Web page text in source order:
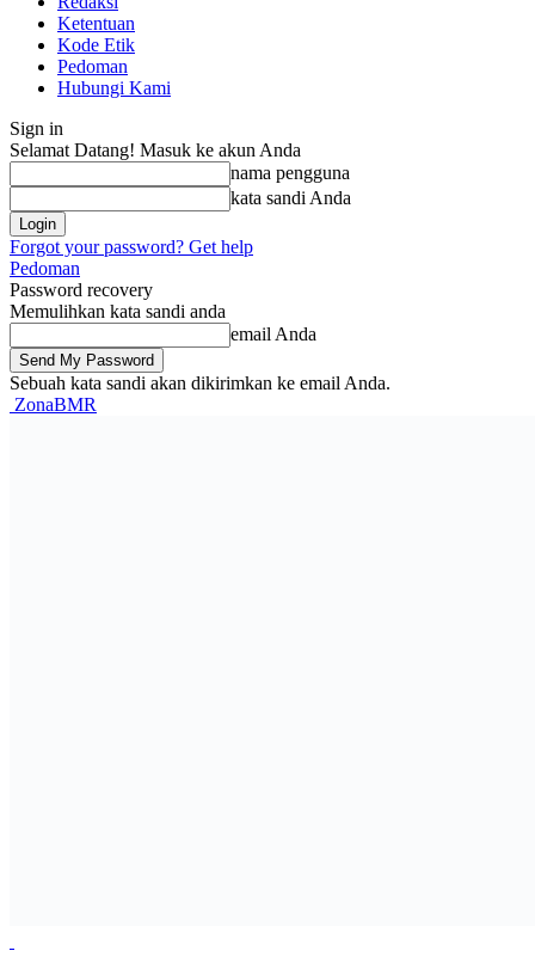
Ketentuan
Kode Etik
Pedoman
Hubungi Kami
Sign in
Selamat Datang! Masuk ke akun Anda
nama pengguna
kata sandi Anda
Forgot your password? Get help
Pedoman
Password recovery
Memulihkan kata sandi anda
email Anda
Sebuah kata sandi akan dikirimkan ke email Anda.
ZonaBMR